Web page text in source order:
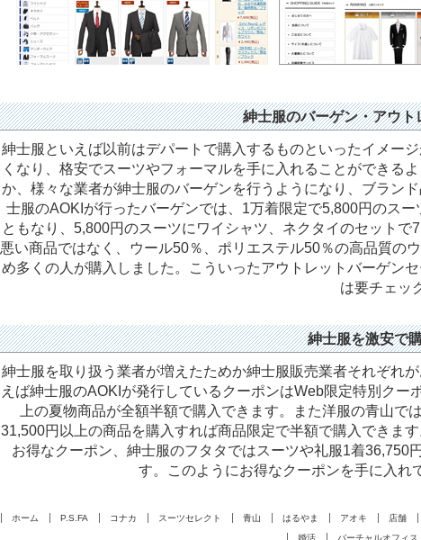
紳士服のバーゲン・アウ
紳士服といえば以前はデパートで購入するものといったイメー
くなり、格安でスーツやフォーマルを手に入れることができる
か、様々な業者が紳士服のバーゲンを行うようになり、ブラン
士服のAOKIが行ったバーゲンでは、1万着限定で5,800円のス
ともなり、5,800円のスーツにワイシャツ、ネクタイのセット
悪い商品ではなく、ウール50％、ポリエステル50％の高品質の
め多くの人が購入しました。こういったアウトレットバーゲン
は要チェッ
紳士服を激安で
紳士服を取り扱う業者が増えたためか紳士服販売業者それぞれ
えば紳士服のAOKIが発行しているクーポンはWeb限定特別ク
上の夏物商品が全額半額で購入できます。また洋服の青山
31,500円以上の商品を購入すれば商品限定で半額で購入できま
お得なクーポン、紳士服のフタタではスーツや礼服1着36,750
す。このようにお得なクーポンを手に入れ
ホーム P.S.FA コナカ スーツセレクト 青山 はるやま アオキ 店舗
婚活
バーチャルオフィス